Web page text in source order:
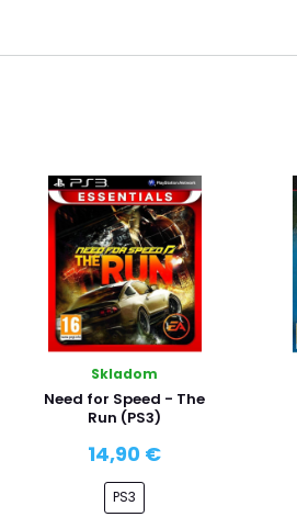
Skladom
Need for Speed - The
Run (PS3)
14,90 €
PS3